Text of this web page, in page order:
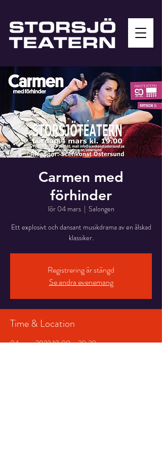
Carmen med
förhinder
lör 04 mars
  |
Salongen
Ett explosivt och dansant musikdrama av en älskad
klassiker.
Registrering är stängd
Se andra evenemang
Time & Location
04 mars 2023 19:00 – 20:20